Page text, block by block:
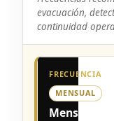
evacuación,
continuidad
MENSUAL
Mensual